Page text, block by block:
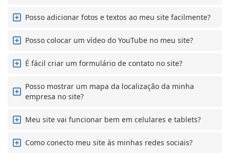
Posso adicionar fotos e textos ao meu site facilmente?
Posso colocar um vídeo do YouTube no meu site?
É fácil criar um formulário de contato no site?
Posso mostrar um mapa da localização da minha
empresa no site?
Meu site vai funcionar bem em celulares e tablets?
Como conecto meu site às minhas redes sociais?